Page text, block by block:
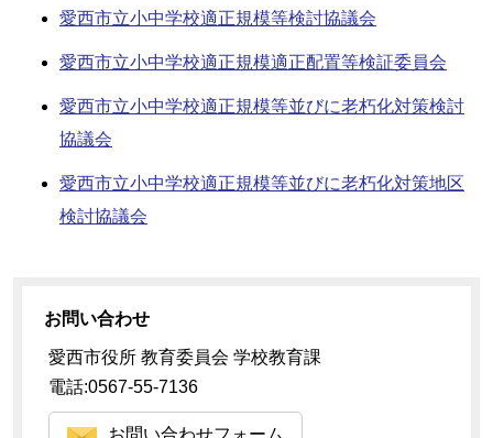
愛西市立小中学校適正規模等検討協議会
愛西市立小中学校適正規模適正配置等検証委員会
愛西市立小中学校適正規模等並びに老朽化対策検討
協議会
愛西市立小中学校適正規模等並びに老朽化対策地区
検討協議会
お問い合わせ
愛西市役所 教育委員会 学校教育課
電話:0567-55-7136
お問い合わせフォーム